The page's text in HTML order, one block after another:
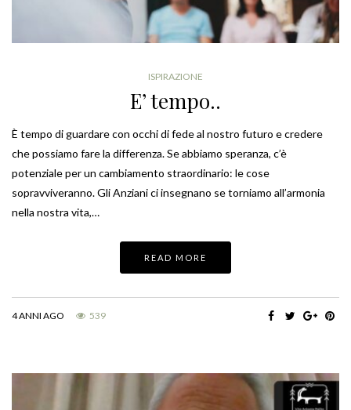
ISPIRAZIONE
E’ tempo..
È tempo di guardare con occhi di fede al nostro futuro e credere
che possiamo fare la differenza. Se abbiamo speranza, c’è
potenziale per un cambiamento straordinario: le cose
sopravviveranno. Gli Anziani ci insegnano se torniamo all’armonia
nella nostra vita,…
READ MORE
4 ANNI AGO 539